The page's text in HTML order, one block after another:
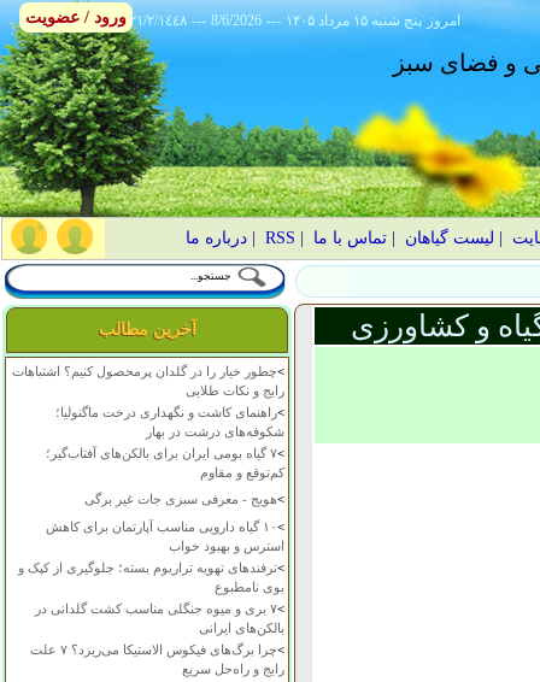
٢١/٢/١٤٤٨ --- 8/6/2026 --- ۱۴۰۵ پنج شنبه ۱۵ مرداد امروز
و فضای سبز
لیست گیاهان |تماس با ما RSS
|درباره ما
آخرین مطالب
>چطور خیار را در گلدان پرمحصول کنیم؟ اشتباهات
رایج و نکات طلایی
>راهنمای کاشت و نگهداری درخت ماگنولیا؛
شکوفه‌های درشت در بهار
>
۷ گیاه بومی ایران برای بالکن‌های آفتاب‌گیر؛
کم‌توقع و مقاوم
>هویج - معرفی سبزی جات غیر برگی
>
۱۰ گیاه دارویی مناسب آپارتمان برای کاهش
استرس و بهبود خواب
>ترفندهای تهویه تراریوم بسته؛ جلوگیری از کپک و
بوی نامطبوع
>
۷ بری و میوه جنگلی مناسب کشت گلدانی در
بالکن‌های ایرانی
>
چرا برگ‌های فیکوس الاستیکا می‌ریزد؟ ۷ علت
رایج و راه‌حل سریع
و کشاورزی
ورود / عضویت